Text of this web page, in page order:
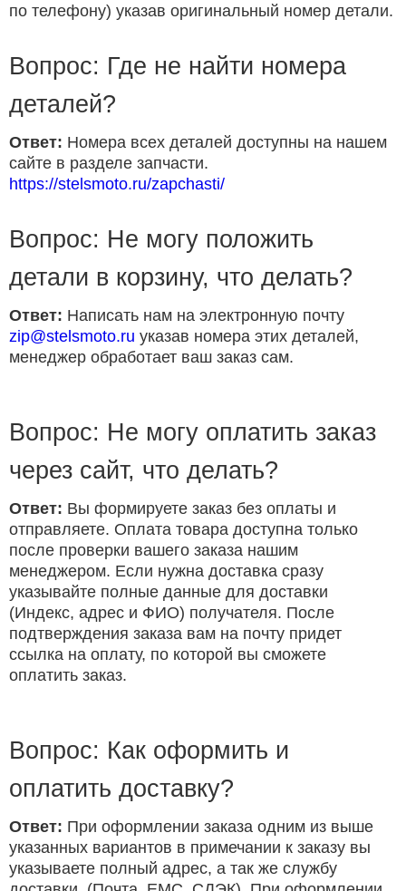
по телефону) указав оригинальный номер детали.
Вопрос: Где не найти номера
деталей?
Ответ: Номера всех деталей доступны на нашем
сайте в разделе запчасти.
https://stelsmoto.ru/zapchasti/
Вопрос: Не могу положить
детали в корзину, что делать?
Ответ: Написать нам на электронную почту
zip@stelsmoto.ru указав номера этих деталей,
менеджер обработает ваш заказ сам.
Вопрос: Не могу оплатить заказ
через сайт, что делать?
Ответ: Вы формируете заказ без оплаты и
отправляете. Оплата товара доступна только
после проверки вашего заказа нашим
менеджером. Если нужна доставка сразу
указывайте полные данные для доставки
(Индекс, адрес и ФИО) получателя. После
подтверждения заказа вам на почту придет
ссылка на оплату, по которой вы сможете
оплатить заказ.
Вопрос: Как оформить и
оплатить доставку?
Ответ: При оформлении заказа одним из выше
указанных вариантов в примечании к заказу вы
указываете полный адрес, а так же службу